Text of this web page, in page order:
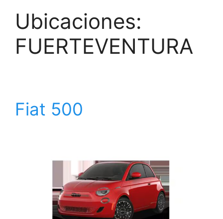
Ubicaciones:
FUERTEVENTURA
Fiat 500